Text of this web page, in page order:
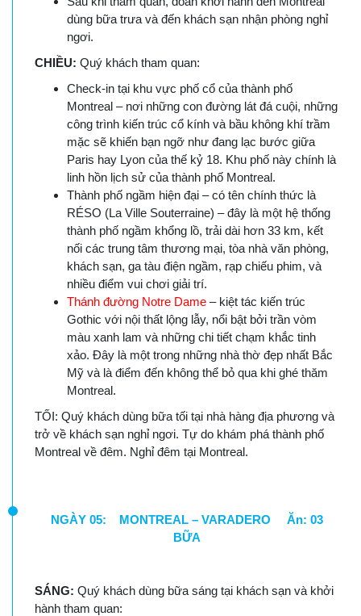
dùng bữa trưa và đến khách sạn nhận phòng nghỉ
ngơi.
CHIỀU: Quý khách tham quan:
Check-in tại khu vực phố cổ của thành phố
Montreal – nơi những con đường lát đá cuội, những
công trình kiến trúc cổ kính và bầu không khí trầm
mặc sẽ khiến bạn ngỡ như đang lạc bước giữa
Paris hay Lyon của thế kỷ 18. Khu phố này chính là
linh hồn lịch sử của thành phố Montreal.
Thành phố ngầm hiện đại – có tên chính thức là
RÉSO (La Ville Souterraine) – đây là một hệ thống
thành phố ngầm khổng lồ, trải dài hơn 33 km, kết
nối các trung tâm thương mại, tòa nhà văn phòng,
khách sạn, ga tàu điện ngầm, rạp chiếu phim, và
nhiều điểm vui chơi giải trí.
Thánh đường Notre Dame– kiệt tác kiến trúc
Gothic với nội thất lộng lẫy, nổi bật bởi trần vòm
màu xanh lam và những chi tiết chạm khắc tinh
xảo. Đây là một trong những nhà thờ đẹp nhất Bắc
Mỹ và là điểm đến không thể bỏ qua khi ghé thăm
Montreal.
TỐI: Quý khách dùng bữa tối tại nhà hàng địa phương và
trở về khách sạn nghỉ ngơi. Tự do khám phá thành phố
Montreal về đêm. Nghỉ đêm tại Montreal.
NGÀY 05: MONTREAL – VARADERO Ăn: 03
BỮA
SÁNG: Quý khách dùng bữa sáng tại khách sạn và khởi
hành tham quan: